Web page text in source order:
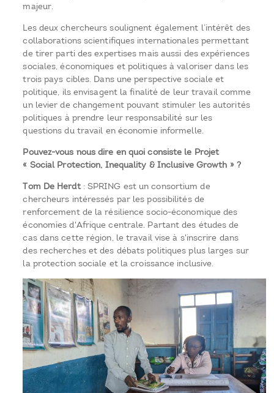
majeur.
Les deux chercheurs soulignent également l’intérêt des
collaborations scientifiques internationales permettant
de tirer parti des expertises mais aussi des expériences
sociales, économiques et politiques à valoriser dans les
trois pays cibles. Dans une perspective sociale et
politique, ils envisagent la finalité de leur travail comme
un levier de changement pouvant stimuler les autorités
politiques à prendre leur responsabilité sur les
questions du travail en économie informelle.
Pouvez-vous nous dire en quoi consiste le Projet
« Social Protection, Inequality & Inclusive Growth » ?
Tom De Herdt: SPRING est un consortium de
chercheurs intéressés par les possibilités de
renforcement de la résilience socio-économique des
économies d'Afrique centrale. Partant des études de
cas dans cette région, le travail vise à s'inscrire dans
des recherches et des débats politiques plus larges sur
la protection sociale et la croissance inclusive.